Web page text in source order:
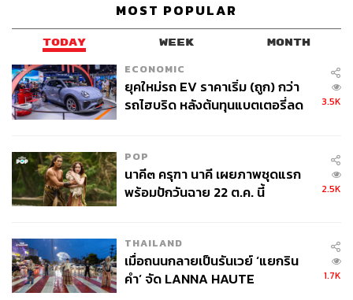
ดำเป็นซูเปอร์ฮีโร่ตัวเอกเรื่องแรก ส่วน Shang-Chi and the
Legend of the Ten Rings ที่เข้าฉายในกลางเดือนสิงหาคมนี้
คือภาพยนตร์ที่มีซูเปอร์ฮีโร่ชาวเอเชียเป็นตัวเอกเรื่องแรก
มาถึงตอนนี้นับว่าเรามาไกลกันมากแล้วนับตั้งแต่สมัยที่มีแต่ซู
เปอร์ฮีโร่ชายผิวขาวบนจอยักษ์ โดยเริ่มจากซูเปอร์แมน แบท
แมน และไอรอนแมน ซึ่งเป็นฮีโร่คนสำคัญของ DC และ
MOST POPULAR
TODAY WEEK MONTH
ECONOMIC
ยุคใหม่รถ EV ราคาเริ่ม (ถูก) กว่า
รถไฮบริด หลังต้นทุนแบตเตอรี่ลด
3.5K
POP
นาคี๓ ครุฑา นาคี เผยภาพชุดแรก
พร้อมปักวันฉาย 22 ต.ค. นี้
2.5K
THAILAND
เมื่อถนนกลายเป็นรันเวย์ ‘แยกริน
คำ’ จัด LANNA HAUTE
1.7K